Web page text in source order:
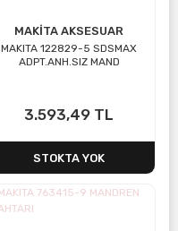
MAKİTA AKSESUAR
MAKITA 122829-5 SDSMAX
ADPT.ANH.SIZ MAND
3.593,49 TL
STOKTA YOK